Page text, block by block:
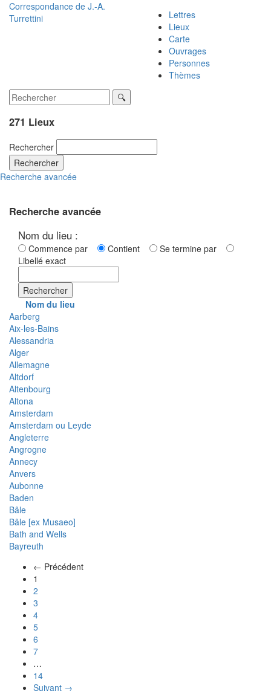
Correspondance de J.-A.
Turrettini
Lettres
Lieux
Carte
Ouvrages
Personnes
Thèmes
271 Lieux
Rechercher
Rechercher
Recherche avancée
Recherche avancée
Nom du lieu :
Commence par Contient
Se termine par
Libellé exact
Rechercher
Nom du lieu
Aarberg
Aix-les-Bains
Alessandria
Alger
Allemagne
Altdorf
Altenbourg
Altona
Amsterdam
Amsterdam ou Leyde
Angleterre
Angrogne
Annecy
Anvers
Aubonne
Baden
Bâle
Bâle [ex Musaeo]
Bath and Wells
Bayreuth
← Précédent
1
2
3
4
5
6
7
…
14
Suivant →